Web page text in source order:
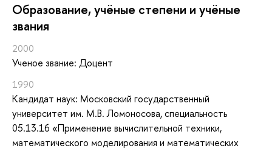
Oбразование, учёные степени и учёные
звания
2000
Ученое звание: Доцент
1990
Кандидат наук: Московский государственный
университет им. М.В. Ломоносова, специальность
05.13.16 «Применение вычислительной техники,
математического моделирования и математических